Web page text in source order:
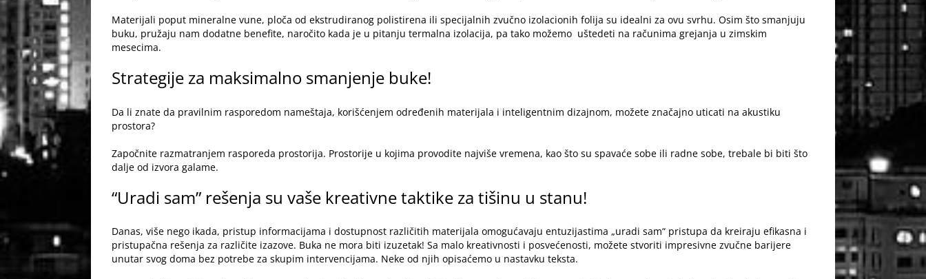
Materijali poput mineralne vune, ploča od ekstrudiranog polistirena ili specijalnih zvučno izolacionih folija su idealni za ovu svrhu. Osim što smanjuju
buku, pružaju nam dodatne benefite, naročito kada je u pitanju termalna izolacija, pa tako možemo uštedeti na računima grejanja u zimskim
mesecima.
Strategije za maksimalno smanjenje buke!
Da li znate da pravilnim rasporedom nameštaja, korišćenjem određenih materijala i inteligentnim dizajnom, možete značajno uticati na akustiku
prostora?
Započnite razmatranjem rasporeda prostorija. Prostorije u kojima provodite najviše vremena, kao što su spavaće sobe ili radne sobe, trebale bi biti što
dalje od izvora galame.
“Uradi sam” rešenja su vaše kreativne taktike za tišinu u stanu!
Danas, više nego ikada, pristup informacijama i dostupnost različitih materijala omogućavaju entuzijastima „uradi sam“ pristupa da kreiraju efikasna i
pristupačna rešenja za različite izazove. Buka ne mora biti izuzetak! Sa malo kreativnosti i posvećenosti, možete stvoriti impresivne zvučne barijere
unutar svog doma bez potrebe za skupim intervencijama. Neke od njih opisaćemo u nastavku teksta.